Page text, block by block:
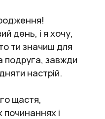
день, і я хочу,
ти значиш для
подруга, завжди
настрій.
щастя,
починаннях і